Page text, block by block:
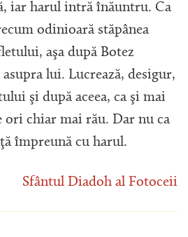
iar harul intră înăuntru. Ca
odinioară stăpânea
aşa după Botez
asupra lui. Lucrează, desigur,
şi după aceea, ca şi mai
ori chiar mai rău. Dar nu ca
împreună cu harul.
Sfântul Diadoh al Fotoceii